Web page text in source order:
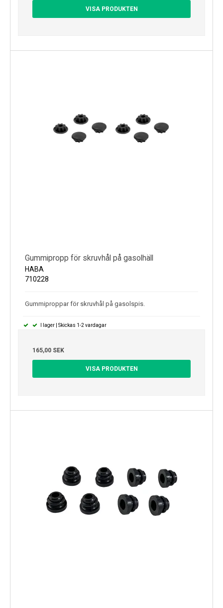
VISA PRODUKTEN
Gummipropp för skruvhål på gasolhäll
HABA
710228
Gummiproppar för skruvhål på gasolspis.
I lager | Skickas 1-2 vardagar
165,00 SEK
VISA PRODUKTEN